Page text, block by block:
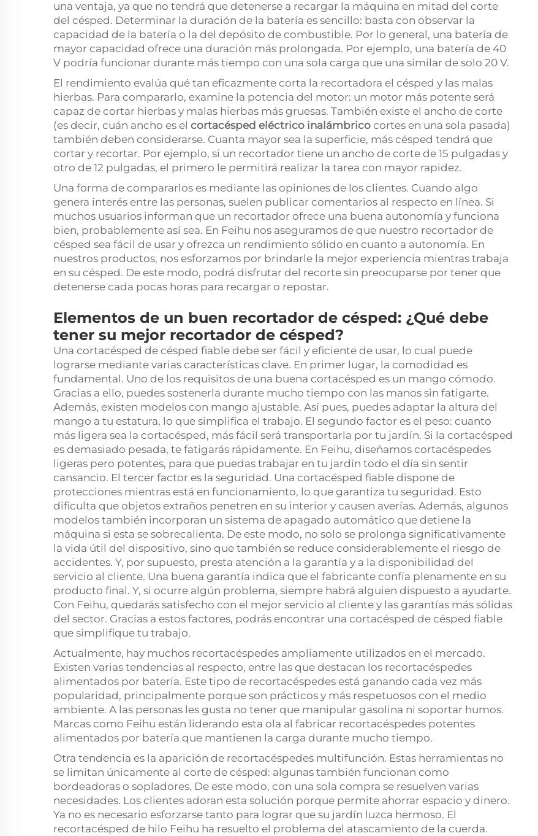
una ventaja, ya que no tendrá que detenerse a recargar la máquina en mitad del corte
del césped. Determinar la duración de la batería es sencillo: basta con observar la
capacidad de la batería o la del depósito de combustible. Por lo general, una batería de
mayor capacidad ofrece una duración más prolongada. Por ejemplo, una batería de 40
V podría funcionar durante más tiempo con una sola carga que una similar de solo 20 V.
El rendimiento evalúa qué tan eficazmente corta la recortadora el césped y las malas
hierbas. Para compararlo, examine la potencia del motor: un motor más potente será
capaz de cortar hierbas y malas hierbas más gruesas. También existe el ancho de corte
(es decir, cuán ancho es el cortacésped eléctrico inalámbrico cortes en una sola pasada)
también deben considerarse. Cuanta mayor sea la superficie, más césped tendrá que
cortar y recortar. Por ejemplo, si un recortador tiene un ancho de corte de 15 pulgadas y
otro de 12 pulgadas, el primero le permitirá realizar la tarea con mayor rapidez.
Una forma de compararlos es mediante las opiniones de los clientes. Cuando algo
genera interés entre las personas, suelen publicar comentarios al respecto en línea. Si
muchos usuarios informan que un recortador ofrece una buena autonomía y funciona
bien, probablemente así sea. En Feihu nos aseguramos de que nuestro recortador de
césped sea fácil de usar y ofrezca un rendimiento sólido en cuanto a autonomía. En
nuestros productos, nos esforzamos por brindarle la mejor experiencia mientras trabaja
en su césped. De este modo, podrá disfrutar del recorte sin preocuparse por tener que
detenerse cada pocas horas para recargar o repostar.
Elementos de un buen recortador de césped: ¿Qué debe
tener su mejor recortador de césped?
Una cortacésped de césped fiable debe ser fácil y eficiente de usar, lo cual puede
lograrse mediante varias características clave. En primer lugar, la comodidad es
fundamental. Uno de los requisitos de una buena cortacésped es un mango cómodo.
Gracias a ello, puedes sostenerla durante mucho tiempo con las manos sin fatigarte.
Además, existen modelos con mango ajustable. Así pues, puedes adaptar la altura del
mango a tu estatura, lo que simplifica el trabajo. El segundo factor es el peso: cuanto
más ligera sea la cortacésped, más fácil será transportarla por tu jardín. Si la cortacésped
es demasiado pesada, te fatigarás rápidamente. En Feihu, diseñamos cortacéspedes
ligeras pero potentes, para que puedas trabajar en tu jardín todo el día sin sentir
cansancio. El tercer factor es la seguridad. Una cortacésped fiable dispone de
protecciones mientras está en funcionamiento, lo que garantiza tu seguridad. Esto
dificulta que objetos extraños penetren en su interior y causen averías. Además, algunos
modelos también incorporan un sistema de apagado automático que detiene la
máquina si esta se sobrecalienta. De este modo, no solo se prolonga significativamente
la vida útil del dispositivo, sino que también se reduce considerablemente el riesgo de
accidentes. Y, por supuesto, presta atención a la garantía y a la disponibilidad del
servicio al cliente. Una buena garantía indica que el fabricante confía plenamente en su
producto final. Y, si ocurre algún problema, siempre habrá alguien dispuesto a ayudarte.
Con Feihu, quedarás satisfecho con el mejor servicio al cliente y las garantías más sólidas
del sector. Gracias a estos factores, podrás encontrar una cortacésped de césped fiable
que simplifique tu trabajo.
Actualmente, hay muchos recortacéspedes ampliamente utilizados en el mercado.
Existen varias tendencias al respecto, entre las que destacan los recortacéspedes
alimentados por batería. Este tipo de recortacéspedes está ganando cada vez más
popularidad, principalmente porque son prácticos y más respetuosos con el medio
ambiente. A las personas les gusta no tener que manipular gasolina ni soportar humos.
Marcas como Feihu están liderando esta ola al fabricar recortacéspedes potentes
alimentados por batería que mantienen la carga durante mucho tiempo.
Otra tendencia es la aparición de recortacéspedes multifunción. Estas herramientas no
se limitan únicamente al corte de césped: algunas también funcionan como
bordeadoras o sopladores. De este modo, con una sola compra se resuelven varias
necesidades. Los clientes adoran esta solución porque permite ahorrar espacio y dinero.
Ya no es necesario esforzarse tanto para lograr que su jardín luzca hermoso. El
recortacésped de hilo Feihu ha resuelto el problema del atascamiento de la cuerda.